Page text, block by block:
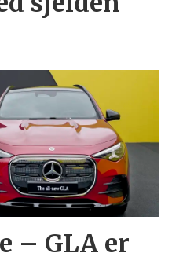
– GLA er